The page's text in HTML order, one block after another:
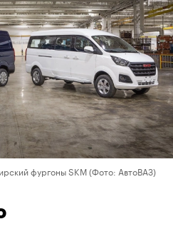
фургоны SKM(Фото: АвтоВАЗ)